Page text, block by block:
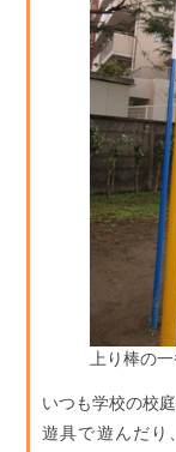
上り棒の
いつも学校の校
遊具で遊んだり